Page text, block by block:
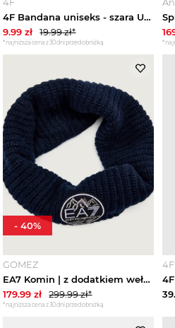
4F Bandana uniseks - szara Uniwersalny
9.99 zł 19.99zł*
*najniższa cena z 30 dni przed obniżką
GOMEZ
EA7 Komin | z dodatkiem wełny granatowy
179.99 zł 299.99zł*
*najniższa cena z 30 dni przed obniżką
-40%
4F